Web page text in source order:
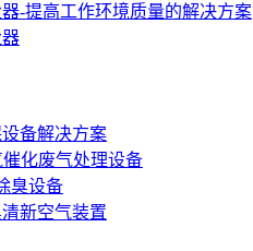
-提高工作环境质量的解决方案
备解决方案
化废气处理设备
臭设备
新空气装置